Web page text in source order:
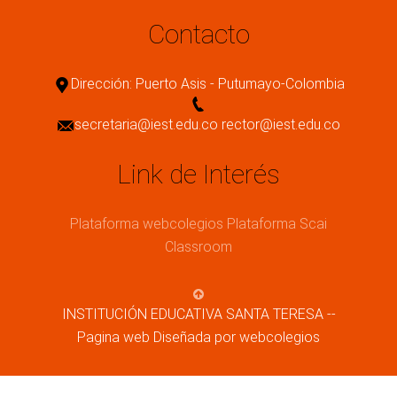
Contacto
Dirección: Puerto Asis - Putumayo-Colombia
secretaria@iest.edu.co rector@iest.edu.co
Link de Interés
Plataforma webcolegios Plataforma Scai
Classroom
INSTITUCIÓN EDUCATIVA SANTA TERESA --
Pagina web Diseñada por webcolegios